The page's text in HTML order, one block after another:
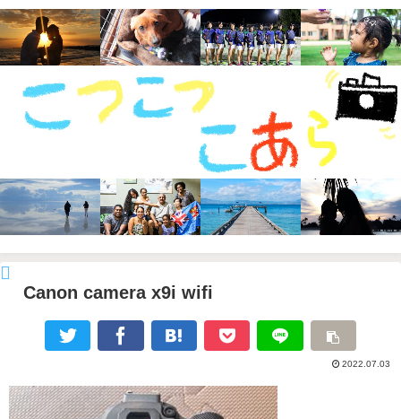
Canon camera x9i wifi
2022.07.03